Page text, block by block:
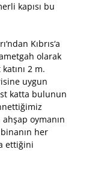
kapısı bu
Kıbrıs‘a
olarak
2 m.
uygun
katta bulunun
oymanın
her
ettiğini